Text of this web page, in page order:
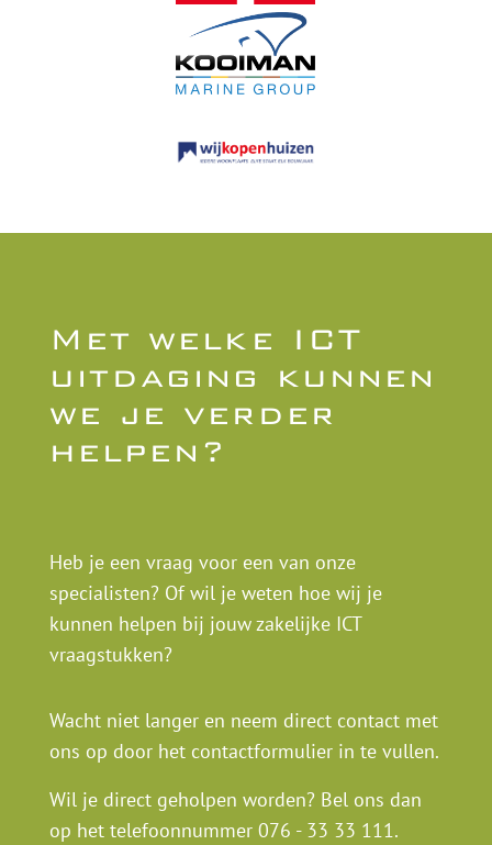
Met welke ICT
uitdaging kunnen
we je verder
helpen?
Heb je een vraag voor een van onze
specialisten? Of wil je weten hoe wij je
kunnen helpen bij jouw zakelijke ICT
vraagstukken?
Wacht niet langer en neem direct contact met
ons op door het contactformulier in te vullen.
Wil je direct geholpen worden? Bel ons dan
op het telefoonnummer 076 - 33 33 111.